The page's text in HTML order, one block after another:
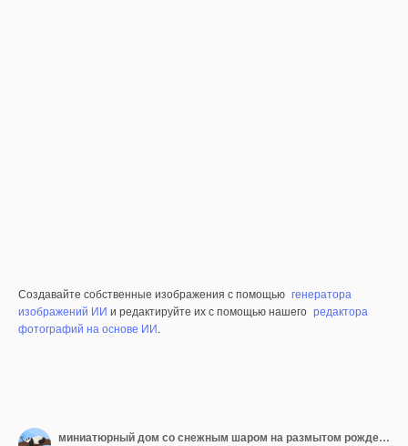
Создавайте собственные изображения с помощью генератора
изображений ИИ и редактируйте их с помощью нашего редактора
фотографий на основе ИИ.
миниатюрный дом со снежным шаром на размытом рождественском декоративном фоне